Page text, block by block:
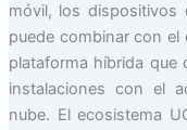
móvil, los dispositivos
puede combinar con el
plataforma híbrida que
instalaciones con el
nube. El ecosistema